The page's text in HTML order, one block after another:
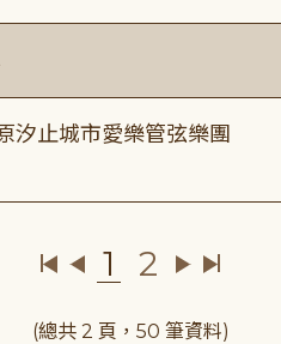
汐止城市愛樂管弦樂團
1 2
(總共 2 頁，50 筆資料)